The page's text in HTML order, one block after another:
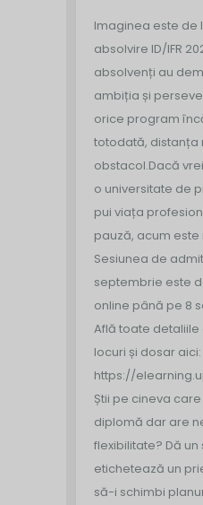
Imaginea este de
absolvire ID/IFR
absolvenți au
ambiția și
orice program
totodată, distanța
obstacol.Dacă
o universitate de
pui viața
pauză, acum
Sesiunea de
septembrie este
online până pe 8
Află toate
locuri și dosar aici:
https://
Știi pe cineva
diplomă dar are
flexibilitate? Dă un
etichetează un
să-i schimbi